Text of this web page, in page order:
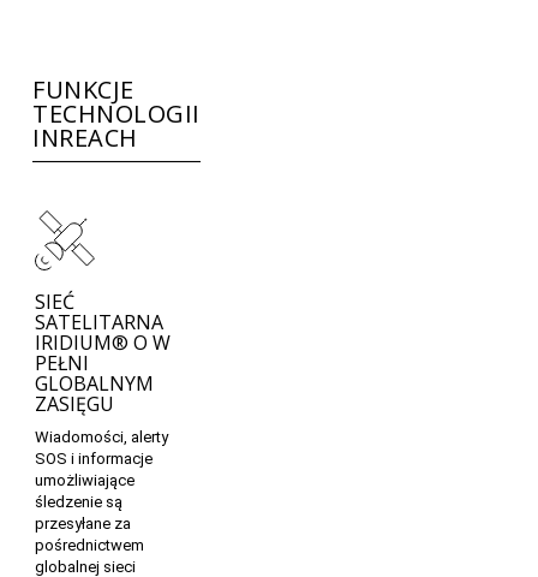
FUNKCJE
TECHNOLOGII
INREACH
SIEĆ
SATELITARNA
IRIDIUM® O W
PEŁNI
GLOBALNYM
ZASIĘGU
Wiadomości, alerty
SOS i informacje
umożliwiające
śledzenie są
przesyłane za
pośrednictwem
globalnej sieci